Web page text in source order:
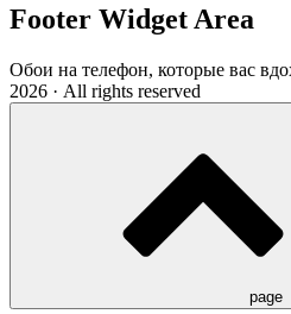
Footer Widget Area
Обои на телефон, которые вас
2026 · All rights reserved
page